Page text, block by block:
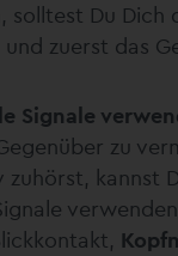
solltest Du Dich
zuerst das
Signale
zu
zuhörst, kannst